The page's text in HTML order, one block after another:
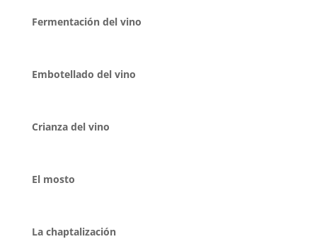
Fermentación del vino
Embotellado del vino
Crianza del vino
El mosto
La chaptalización